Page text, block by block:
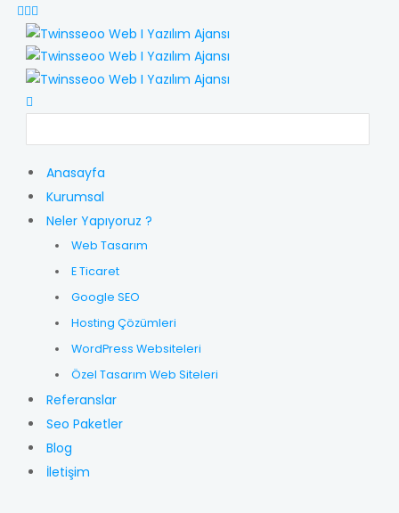
Anasayfa
Kurumsal
Neler Yapıyoruz ?
Web Tasarım
E Ticaret
Google SEO
Hosting Çözümleri
WordPress Websiteleri
Özel Tasarım Web Siteleri
Referanslar
Seo Paketler
Blog
İletişim